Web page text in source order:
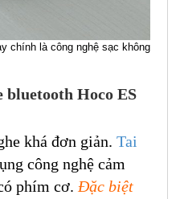
chính là công nghệ sạc không
bluetooth Hoco ES
khá đơn giản. Tai
công nghệ cảm
phím cơ. Đặc biệt